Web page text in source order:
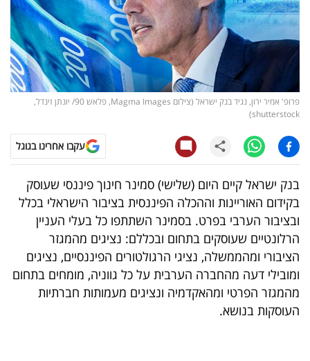
ומחקרים
דעות
רכילות
עסקית
ויראלי
טלוויזיה
עסקי
ספורט
קריירה
ולימודים
פרופ' אמיר ירון, נגיד בנק ישראל (צילום Magma Images, פלאש 90/ יונתן זינדל,
shutterstock)
עקבו אחרינו בגוגל
בנק ישראל קיים היום (שלישי) סמינר חינוך פיננסי שעוסק
בקידום האוריינות וההכלה הפיננסית בציבור הישראלי בכלל
ובציבור הערבי בפרט. בסמינר השתתפו כל בעלי העניין
הרלונטיים שעוסקים בתחום ובכללם: נציגים מהמגזר
הציבורי ומהממשלה, נציגי הרגולטורים הפיננסיים, נציגים
ומובילי דעה מהחברה הערבית על כל גווניה, מומחים בתחום
מהמגזר הפרטי ומהאקדמיה ונציגים מעמותות חברתיות
העוסקות בנושא.